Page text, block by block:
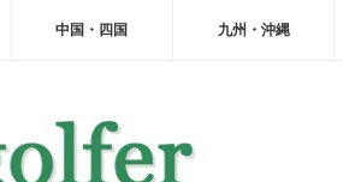
中国・四国 九州・沖縄